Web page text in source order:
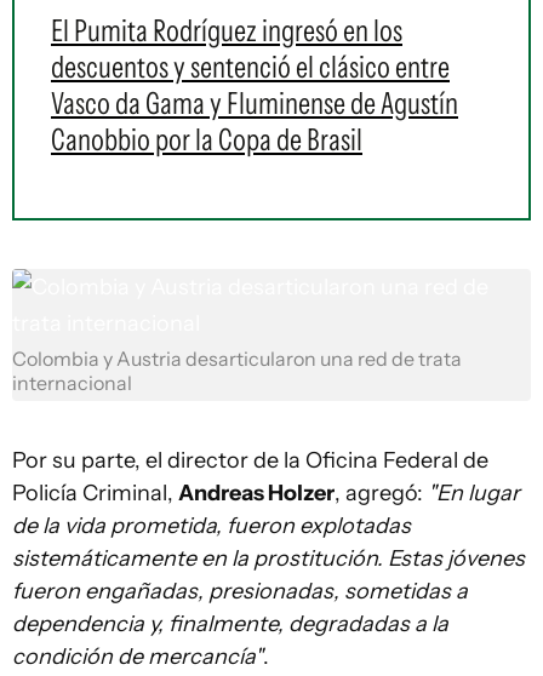
El Pumita Rodríguez ingresó en los
descuentos y sentenció el clásico entre
Vasco da Gama y Fluminense de Agustín
Canobbio por la Copa de Brasil
Colombia y Austria desarticularon una red de trata
internacional
Por su parte, el director de la Oficina Federal de
Policía Criminal, Andreas Holzer, agregó: "En lugar
de la vida prometida, fueron explotadas
sistemáticamente en la prostitución. Estas jóvenes
fueron engañadas, presionadas, sometidas a
dependencia y, finalmente, degradadas a la
condición de mercancía".